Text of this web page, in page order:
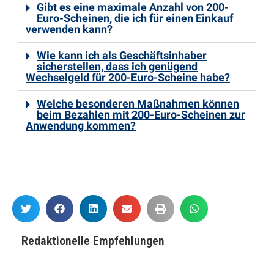
Gibt es eine maximale Anzahl von 200-
Euro-Scheinen, die ich für einen Einkauf
verwenden kann?
Wie kann ich als Geschäftsinhaber
sicherstellen, dass ich genügend
Wechselgeld für 200-Euro-Scheine habe?
Welche besonderen Maßnahmen können
beim Bezahlen mit 200-Euro-Scheinen zur
Anwendung kommen?
Redaktionelle Empfehlungen